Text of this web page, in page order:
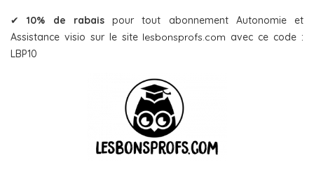
✔10% de rabaispour tout abonnement Autonomie et
Assistance visio sur le site lesbonsprofs.com avec ce code :
LBP10